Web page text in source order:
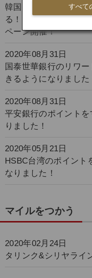
韓国のロッテ免税店で
る！さらに期間限定
ペーン開催！
2020年08月31日
国泰世華銀行のリワ
きるようになりました
2020年08月31日
平安銀行のポイント
りました！
2020年05月21日
HSBC台湾のポイント
なりました！
マイルをつかう
2020年02月24日
タリンク&シリヤライ
すべて